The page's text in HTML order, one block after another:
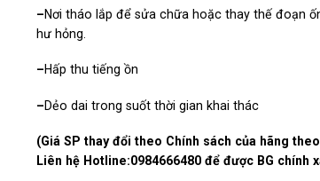
–Nơi tháo lắp để sửa chữa hoặc thay thế đoạn
hư hỏng.
–Hấp thu tiếng ồn
–Dẻo dai trong suốt thời gian khai thác
(Giá SP thay đổi theo Chính sách của hãng
Liên hệ Hotline:0984666480 để được BG chính